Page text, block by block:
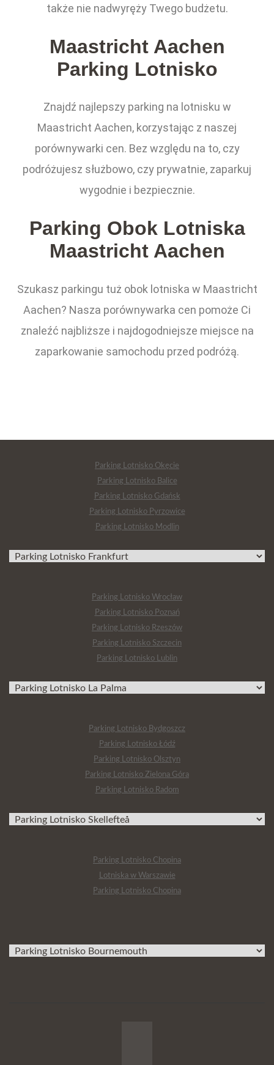
także nie nadwyręży Twego budżetu.
Maastricht Aachen
Parking Lotnisko
Znajdź najlepszy parking na lotnisku w
Maastricht Aachen, korzystając z naszej
porównywarki cen. Bez względu na to, czy
podróżujesz służbowo, czy prywatnie, zaparkuj
wygodnie i bezpiecznie.
Parking Obok Lotniska
Maastricht Aachen
Szukasz parkingu tuż obok lotniska w Maastricht
Aachen? Nasza porównywarka cen pomoże Ci
znaleźć najbliższe i najdogodniejsze miejsce na
zaparkowanie samochodu przed podróżą.
Parking Lotnisko Okęcie
Parking Lotnisko Balice
Parking Lotnisko Gdańsk
Parking Lotnisko Pyrzowice
Parking Lotnisko Modlin
Parking Lotnisko Wrocław
Parking Lotnisko Poznań
Parking Lotnisko Rzeszów
Parking Lotnisko Szczecin
Parking Lotnisko Lublin
Parking Lotnisko Bydgoszcz
Parking Lotnisko Łódź
Parking Lotnisko Olsztyn
Parking Lotnisko Zielona Góra
Parking Lotnisko Radom
Parking Lotnisko Chopina
Lotniska w Warszawie
Parking Lotnisko Chopina